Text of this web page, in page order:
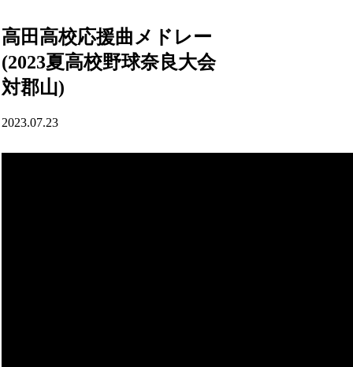
高田高校応援曲メドレー
(2023夏高校野球奈良大会
対郡山)
2023.07.23